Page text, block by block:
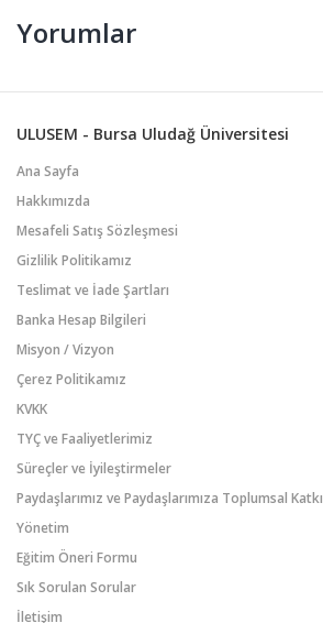
Yorumlar
ULUSEM - Bursa Uludağ Üniversitesi
Ana Sayfa
Hakkımızda
Mesafeli Satış Sözleşmesi
Gizlilik Politikamız
Teslimat ve İade Şartları
Banka Hesap Bilgileri
Misyon / Vizyon
Çerez Politikamız
KVKK
TYÇ ve Faaliyetlerimiz
Süreçler ve İyileştirmeler
Paydaşlarımız ve Paydaşlarımıza Toplumsal Katkı
Yönetim
Eğitim Öneri Formu
Sık Sorulan Sorular
İletişim